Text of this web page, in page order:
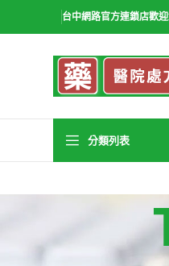
台中網路官方連鎖店歡
分類列表